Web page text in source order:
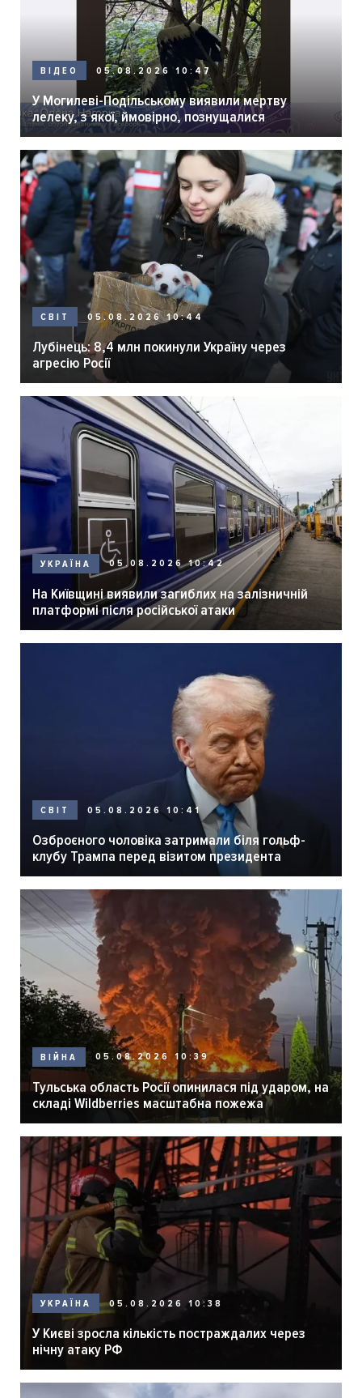
ВІДЕО 05.08.2026 10:47
У Могилеві-Подільському виявили мертву
лелеку, з якої, ймовірно, познущалися
СВІТ 05.08.2026 10:44
Лубінець: 8,4 млн покинули Україну через
агресію Росії
УКРАЇНА 05.08.2026 10:42
На Київщині виявили загиблих на залізничній
платформі після російської атаки
СВІТ 05.08.2026 10:41
Озброєного чоловіка затримали біля гольф-
клубу Трампа перед візитом президента
ВІЙНА 05.08.2026 10:39
Тульська область Росії опинилася під ударом, на
складі Wildberries масштабна пожежа
УКРАЇНА 05.08.2026 10:38
У Києві зросла кількість постраждалих через
нічну атаку РФ